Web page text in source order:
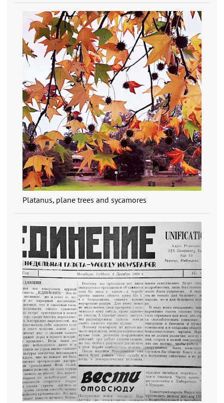
Platanus, plane trees and sycamores